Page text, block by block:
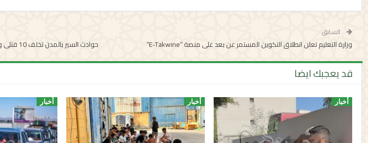
السابق
وزارة التعليم تعلن انطلاق التكوين المستمر عن بعد على منصة “E-Takwine” حوادث السير بالمدن تخلف 10 قتلى و2038 جريحا خلال أسبوع واحد
قد يعجبك ايضا
أخبار أخبار أخبار